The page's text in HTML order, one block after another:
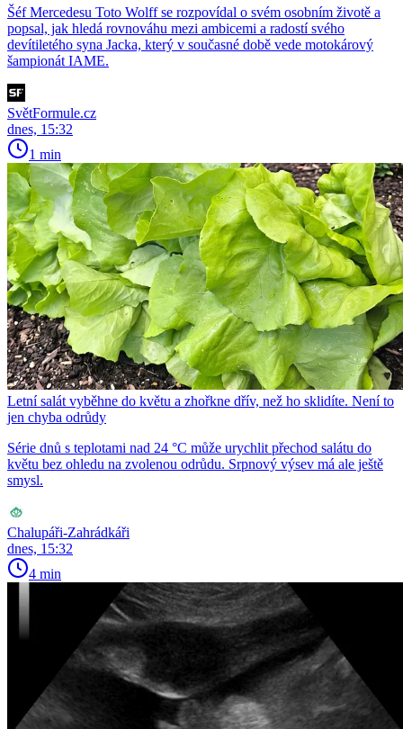
Šéf Mercedesu Toto Wolff se rozpovídal o svém osobním životě a
popsal, jak hledá rovnováhu mezi ambicemi a radostí svého
devítiletého syna Jacka, který v současné době vede motokárový
šampionát IAME.
SvětFormule.cz
dnes, 15:32
1 min
Letní salát vyběhne do květu a zhořkne dřív, než ho sklidíte. Není to
jen chyba odrůdy
Série dnů s teplotami nad 24 °C může urychlit přechod salátu do
květu bez ohledu na zvolenou odrůdu. Srpnový výsev má ale ještě
smysl.
Chalupáři-Zahrádkáři
dnes, 15:32
4 min